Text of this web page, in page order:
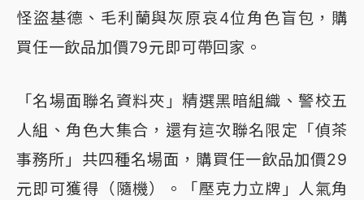
怪盜基德、毛利蘭與灰原哀4位角色盲包，購
買任一飲品加價79元即可帶回家。
「名場面聯名資料夾」精選黑暗組織、警校五
人組、角色大集合，還有這次聯名限定「偵茶
事務所」共四種名場面，購買任一飲品加價29
元即可獲得（隨機）。「壓克力立牌」人氣角